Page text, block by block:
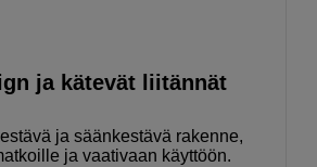
ja kätevät liitännät
ja säänkestävä rakenne,
ja vaativaan käyttöön.